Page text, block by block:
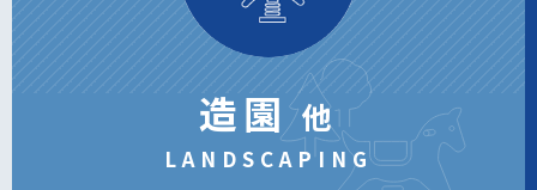
造園他
LANDSCAPING